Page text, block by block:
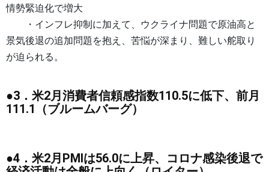
情勢緊迫化で増大
・インフレ抑制に加えて、ウクライナ問題で原油高と
景気後退の追加問題を抱え、苦悩が深まり、難しい舵取り
が迫られる。
●3．米2月消費者信頼感指数110.5に低下、前月
111.1（ブルームバーグ）
●4．米2月PMIは56.0に上昇、コロナ感染後退で